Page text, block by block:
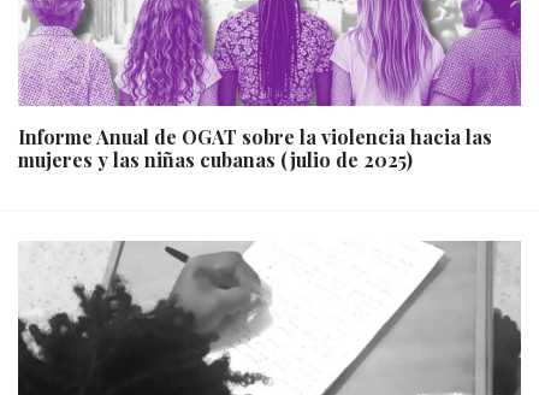
Informe Anual de OGAT sobre la violencia hacia las
mujeres y las niñas cubanas (julio de 2025)